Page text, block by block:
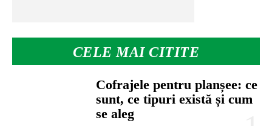
CELE MAI CITITE
Cofrajele pentru planșee: ce
sunt, ce tipuri există și cum
se aleg